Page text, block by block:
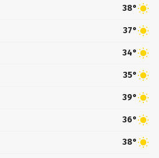
38°
37°
34°
35°
39°
36°
38°